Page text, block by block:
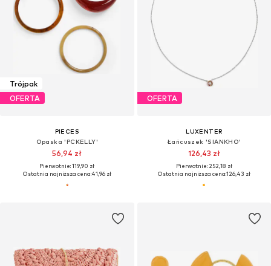
Trójpak
OFERTA
PIECES
Opaska 'PCKELLY'
56,94 zł
Pierwotnie: 119,90 zł
Ostatnia najniższa cena:41,96 zł
OFERTA
LUXENTER
Łańcuszek 'SIANKHO'
126,43 zł
Pierwotnie: 252,18 zł
Ostatnia najniższa cena:126,43 zł